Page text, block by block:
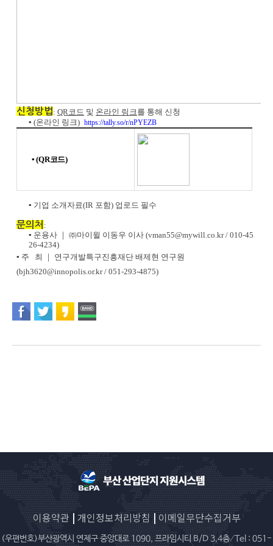
신청방법: QR코드 및 온라인 링크를 통해 신청
▪ (온라인 링크) https://tally.so/r/nPYEZB
▪ (QR코드)
▪ 기업 소개자료(IR 포함) 업로드 필수
문의처 :
▪ 운용사 ｜ ㈜마이윌 이동우 이사 (vman55@mywill.co.kr / 010-45
26-4234)
▪ 주 최 ｜ 연구개발특구진흥재단 배제현 연구원
(bjh3620@innopolis.or.kr / 051-293-4875)
이용약관 | 개인정보처리방침 | 이메일무단수집거부
(우편번호)부산광역시 연제구 중앙대로 1090, 프라임시티 B/D 3,4층 ⁄ Tel : 051-